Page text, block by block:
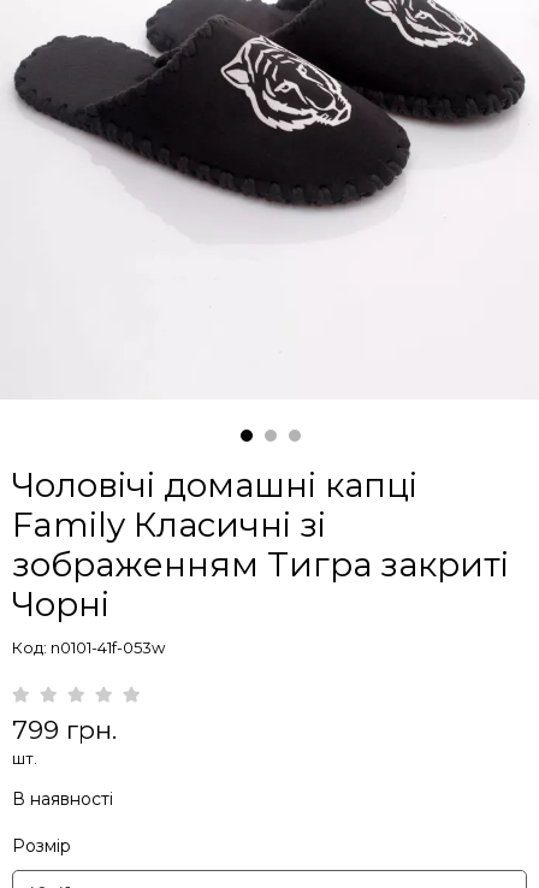
Чоловічі домашні капці
Family Класичні зі
зображенням Тигра закриті
Чорні
Код: n0101-41f-053w
799 грн.
шт.
В наявності
Розмір